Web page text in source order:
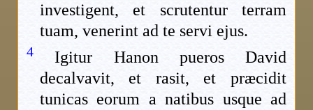
investigent, et scrutentur terram
tuam, venerint ad te servi ejus.
4
Igitur Hanon pueros David
decalvavit, et rasit, et præcidit
tunicas eorum a natibus usque ad